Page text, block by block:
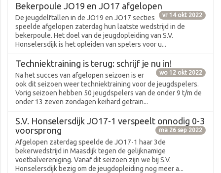
Bekerpoule JO19 en JO17 afgelopen
vr 14 okt 2022
De jeugdelftallen in de JO19 en JO17 secties
speelde afgelopen zaterdag hun laatste wedstrijd in de
bekerpoule. Het doel van de jeugdopleiding van S.V.
Honselersdijk is het opleiden van spelers voor u...
Techniektraining is terug: schrijf je nu in!
wo 12 okt 2022
Na het succes van afgelopen seizoen is er
ook dit seizoen weer techniektraining voor de jeugdspelers.
Vorig seizoen hebben 50 jeugdspelers van de onder 9 t/m de
onder 13 zeven zondagen keihard getrain...
S.V. Honselersdijk JO17-1 verspeelt onnodig 0-3
voorsprong
ma 26 sep 2022
Afgelopen zaterdag speelde de JO17-1 haar 3de
bekerwedstrijd in Maasdijk tegen de gelijknamige
voetbalvereniging. Vanaf dit seizoen zijn we bij S.V.
Honselersdijk bezig om de jeugdopleiding nog meer a...